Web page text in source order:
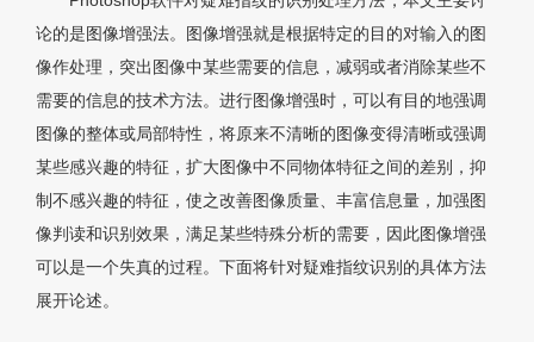
论的是图像增强法。图像增强就是根据特定的目的对输入的图
像作处理，突出图像中某些需要的信息，减弱或者消除某些不
需要的信息的技术方法。进行图像增强时，可以有目的地强调
图像的整体或局部特性，将原来不清晰的图像变得清晰或强调
某些感兴趣的特征，扩大图像中不同物体特征之间的差别，抑
制不感兴趣的特征，使之改善图像质量、丰富信息量，加强图
像判读和识别效果，满足某些特殊分析的需要，因此图像增强
可以是一个失真的过程。下面将针对疑难指纹识别的具体方法
展开论述。